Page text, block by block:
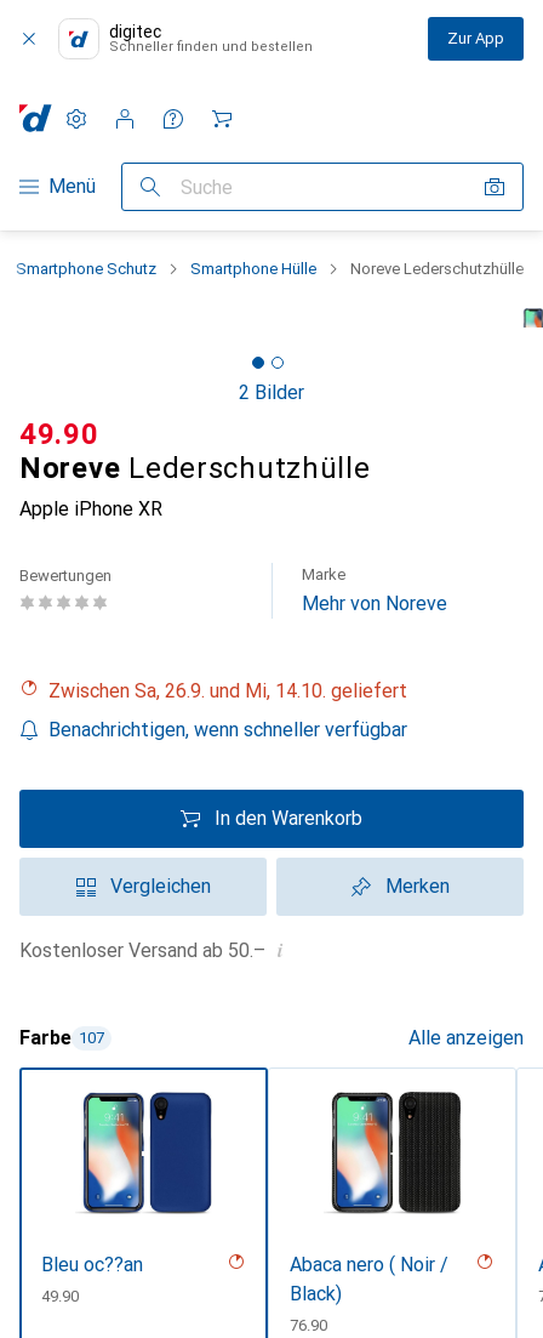
digitec
Schneller finden und bestellen Zur App
Navigation nach Kategorien
Menü Suche
Einstellungen
Kundenkonto
Vergleichslisten
Merklisten
Warenkorb
Smartphone Schutz Smartphone Hülle Noreve Lederschutzhülle
2 Bilder
Noreve Lederschutzhülle
Apple iPhone XR
CHF
49.90
Bewertungen Marke
Mehr von Noreve
Zwischen Sa, 26.9. und Mi, 14.10. geliefert
Benachrichtigen, wenn schneller verfügbar
In den Warenkorb
Vergleichen Merken
Kostenloser Versand ab 50.– i
Farbe 107 Alle anzeigen
Bleu oc??an
CHF
49.90
Abaca nero ( Noir /
Black)
CHF
76.90